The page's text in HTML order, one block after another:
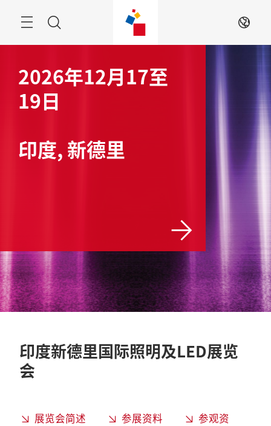
ZH
2026年12月17至
19日
印度, 新德里
印度新德里国际照明及LED展览
会
展览会简述 参展资料
参观资